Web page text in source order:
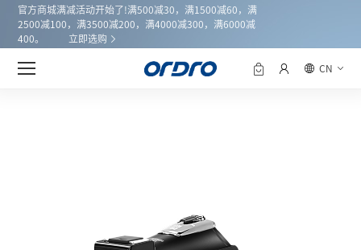
官方商城满减活动开始了!满500减30，满1500减60，满
2500减100，满3500减200，满4000减300，满6000减
400。
立即选购
CN
首页 AZ30